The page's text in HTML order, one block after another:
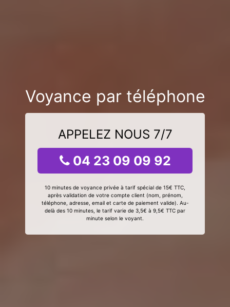
Voyance par téléphone
APPELEZ NOUS 7/7
04 23 09 09 92
10 minutes de voyance privée à tarif spécial de 15€ TTC,
après validation de votre compte client (nom, prénom,
téléphone, adresse, email et carte de paiement valide). Au-
delà des 10 minutes, le tarif varie de 3,5€ à 9,5€ TTC par
minute selon le voyant.